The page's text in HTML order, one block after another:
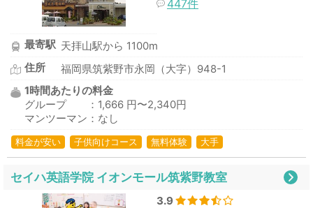
447件
最寄駅 天拝山駅から 1100m
住所
福岡県筑紫野市永岡（大字）948-1
1時間あたりの料金
グループ ：1,666 円〜2,340円
マンツーマン：なし
料金が安い 子供向けコース 無料体験 大手
セイハ英語学院 イオンモール筑紫野教室
3.9